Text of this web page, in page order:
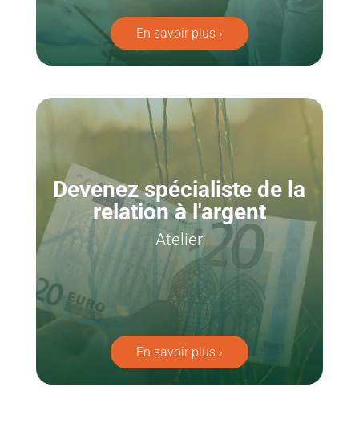
En savoir plus ›
Devenez spécialiste de la
relation à l'argent
Atelier
En savoir plus ›